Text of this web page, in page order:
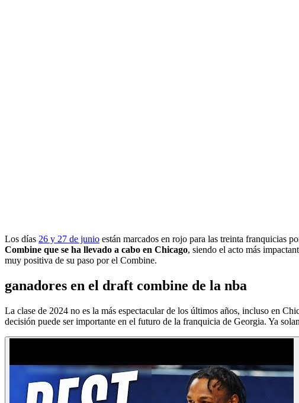
Los días 26 y 27 de junio están marcados en rojo para las treinta franquicias
Combine que se ha llevado a cabo en Chicago, siendo el acto más
muy positiva de su paso por el Combine.
ganadores en el draft combine de la nba
La clase de 2024 no es la más espectacular de los últimos años, incluso en
decisión puede ser importante en el futuro de la franquicia de Georgia. Ya